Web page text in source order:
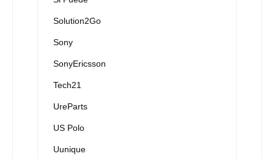
Solution2Go
Sony
SonyEricsson
Tech21
UreParts
US Polo
Uunique